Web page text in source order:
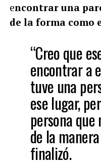
encontrar una
de la forma como
“Creo que
encontrar a
tuve una
ese lugar,
persona
de la
finalizó.